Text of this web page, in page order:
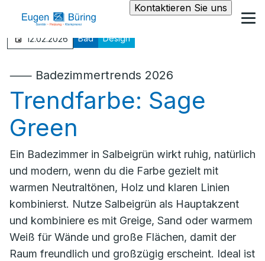
Kontaktieren Sie uns
12.02.2026 Bad Design
⸺ Badezimmertrends 2026
Trendfarbe: Sage
Green
Ein Badezimmer in Salbeigrün wirkt ruhig, natürlich
und modern, wenn du die Farbe gezielt mit
warmen Neutraltönen, Holz und klaren Linien
kombinierst. Nutze Salbeigrün als Hauptakzent
und kombiniere es mit Greige, Sand oder warmem
Weiß für Wände und große Flächen, damit der
Raum freundlich und großzügig erscheint. Ideal ist